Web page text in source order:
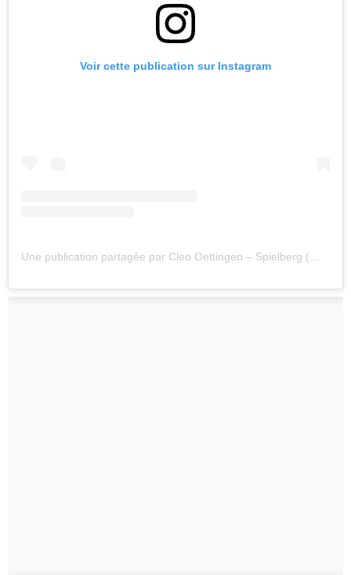
Voir cette publication sur Instagram
Une publication partagée par Cleo Oettingen – Spielberg (@cleo_oettingen)